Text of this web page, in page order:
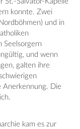
konnte. Zwei
und in
Seelsorgern
und wenn
galten ihre
Anerkennung. Die
kam es zur